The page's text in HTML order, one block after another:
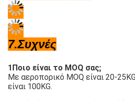
7.Συχνές
Με αεροπορικό MOQ είναι 20-
είναι 100KG.